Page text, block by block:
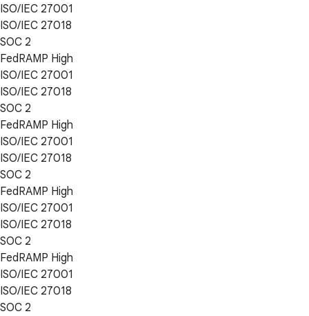
ISO/IEC 27001
ISO/IEC 27018
SOC 2
FedRAMP High
ISO/IEC 27001
ISO/IEC 27018
SOC 2
FedRAMP High
ISO/IEC 27001
ISO/IEC 27018
SOC 2
FedRAMP High
ISO/IEC 27001
ISO/IEC 27018
SOC 2
FedRAMP High
ISO/IEC 27001
ISO/IEC 27018
SOC 2